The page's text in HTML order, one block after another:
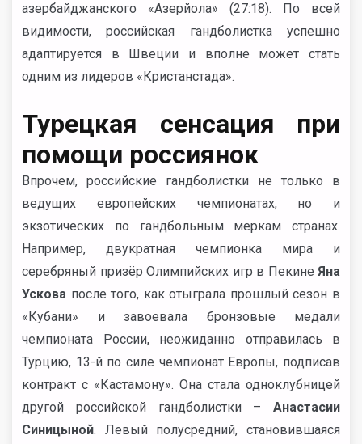
азербайджанского «Азерйола» (27:18). По всей
видимости, российская гандболистка успешно
адаптируется в Швеции и вполне может стать
одним из лидеров «Кристанстада».
Турецкая сенсация при
помощи россиянок
Впрочем, российские гандболистки не только в
ведущих европейских чемпионатах, но и
экзотических по гандбольным меркам странах.
Например, двукратная чемпионка мира и
серебряный призёр Олимпийских игр в Пекине Яна
Ускова после того, как отыграла прошлый сезон в
«Кубани» и завоевала бронзовые медали
чемпионата России, неожиданно отправилась в
Турцию, 13-й по силе чемпионат Европы, подписав
контракт с «Кастамону». Она стала одноклубницей
другой российской гандболистки – Анастасии
Синицыной. Левый полусредний, становившаяся